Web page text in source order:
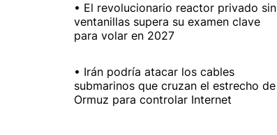
El revolucionario reactor privado sin
ventanillas supera su examen clave
para volar en 2027
Irán podría atacar los cables
submarinos que cruzan el estrecho de
Ormuz para controlar Internet